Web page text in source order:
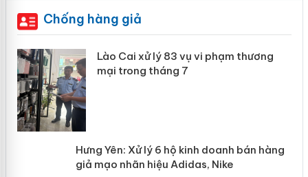
Chống hàng giả
Lào Cai xử lý 83 vụ vi phạm thương
mại trong tháng 7
Hưng Yên: Xử lý 6 hộ kinh doanh bán
hàng giả mạo nhãn hiệu Adidas, Nike